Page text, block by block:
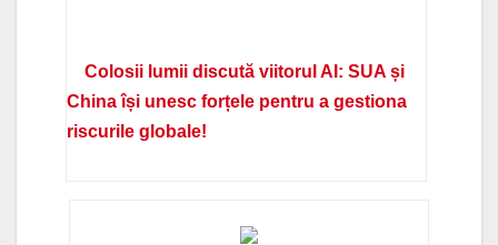
Colosii lumii discută viitorul AI: SUA și
China își unesc forțele pentru a gestiona
riscurile globale!